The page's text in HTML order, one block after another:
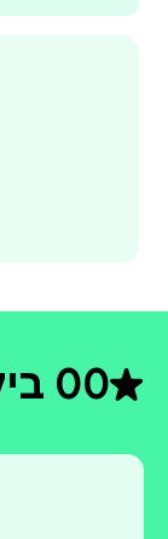
0דירוג
0 ביקורות